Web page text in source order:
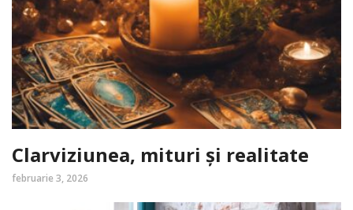
Clarviziunea, mituri și realitate
februarie 3, 2026